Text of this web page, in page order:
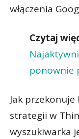
włączenia
Czytaj
ponownie
Jak
strategii w
wyszukiwarka